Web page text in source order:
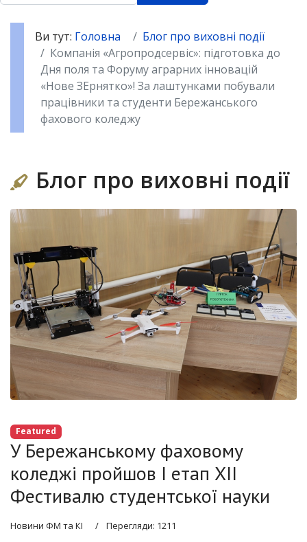
Ви тут: Головна
Блог про виховні події
Компанія «Агропродсервіс»: підготовка до
Дня поля та Форуму аграрних інновацій
«Нове ЗЕрнятко»! За лаштунками побували
працівники та студенти Бережанського
фахового коледжу
Блог про виховні події
Featured
У Бережанському фаховому
коледжі пройшов І етап ХII
Фестивалю студентської науки
Новини ФМ та КІ Перегляди: 1211